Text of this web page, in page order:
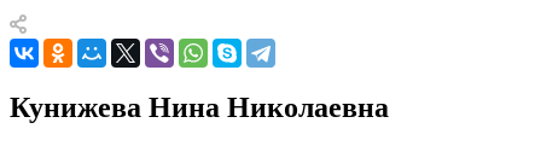
Кунижева Нина Николаевна